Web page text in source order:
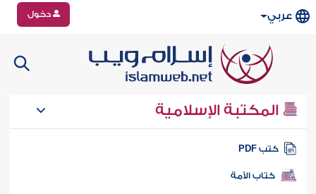
عربي دخول
المكتبة الإسلامية
كتب PDF